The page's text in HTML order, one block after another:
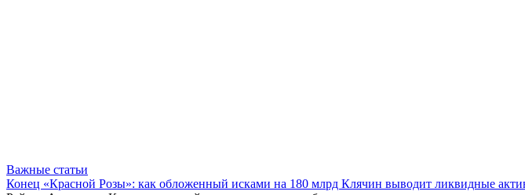
Важные статьи
Конец «Красной Розы»: как обложенный исками на 180 млрд Клячин выводит ликвидные